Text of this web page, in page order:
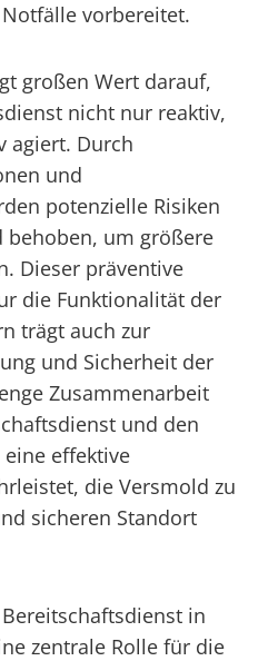
vorbereitet.
großen Wert darauf,
nicht nur reaktiv,
agiert. Durch
und
potenzielle Risiken
um größere
Dieser präventive
die Funktionalität der
trägt auch zur
und Sicherheit der
Zusammenarbeit
und den
effektive
die Versmold zu
sicheren Standort
in
zentrale Rolle für die